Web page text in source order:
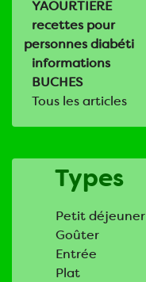
YAOURTIERE
recettes pour
personnes diabéti
informations
BUCHES
Tous les articles
Types
Petit déjeuner
Goûter
Entrée
Plat